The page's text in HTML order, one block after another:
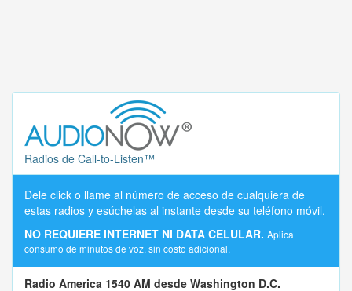
Radios de Call-to-Listen™
Dele click o llame al número de acceso de cualquiera de
estas radios y esúchelas al instante desde su teléfono móvil.
NO REQUIERE INTERNET NI DATA CELULAR. Aplica
consumo de minutos de voz, sin costo adicional.
Radio America 1540 AM desde Washington D.C.